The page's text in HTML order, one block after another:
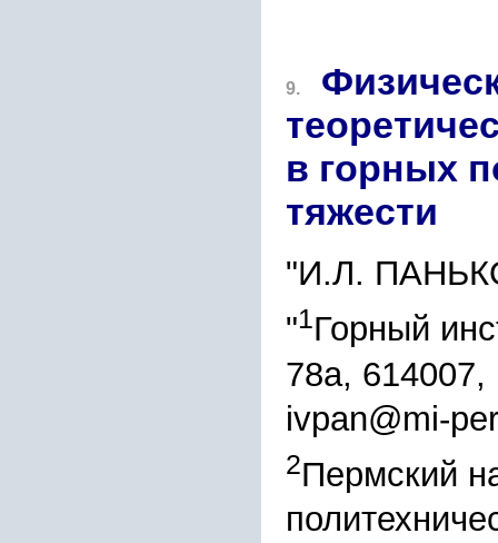
9.
в горных
тяжести
"И.Л.
"1Горный
78а, 614007,
ivpan@mi-
2Пермский